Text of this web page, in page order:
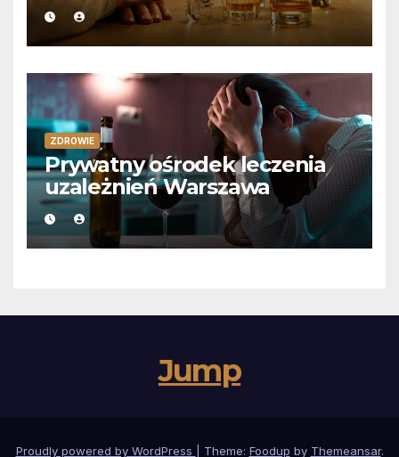
ZDROWIE
Prywatny ośrodek leczenia
uzależnień Warszawa
Jump
Proudly powered by WordPress Theme: Foodup by Themeansar.